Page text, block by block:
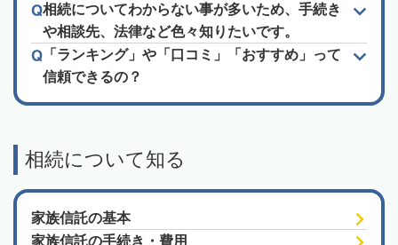
相続についてわからない事が多いため、手続き
や相談先、法律など色々知りたいです。
「ランキング」や「口コミ」「おすすめ」って
信頼できるの？
相続について知る
家族信託の基本
家族信託の手続き・費用